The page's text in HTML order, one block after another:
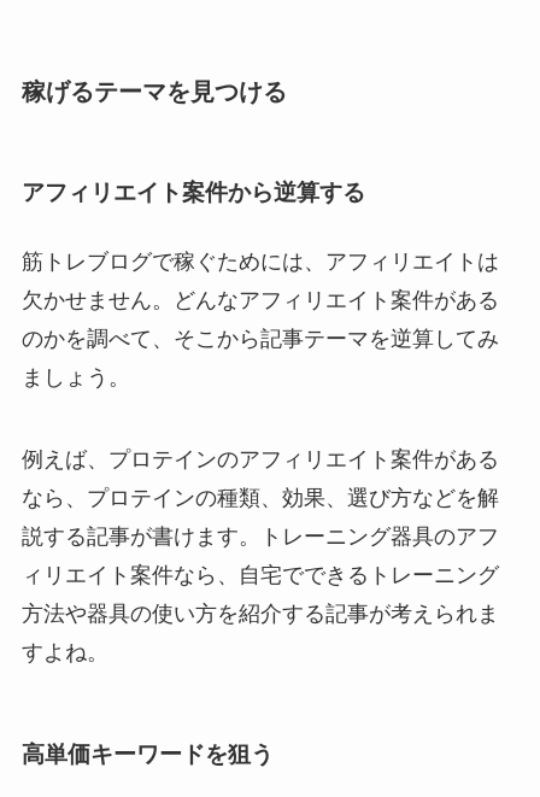
稼げるテーマを見つける
アフィリエイト案件から逆算する
筋トレブログで稼ぐためには、アフィリエイトは
欠かせません。どんなアフィリエイト案件がある
のかを調べて、そこから記事テーマを逆算してみ
ましょう。
例えば、プロテインのアフィリエイト案件がある
なら、プロテインの種類、効果、選び方などを解
説する記事が書けます。トレーニング器具のアフ
ィリエイト案件なら、自宅でできるトレーニング
方法や器具の使い方を紹介する記事が考えられま
すよね。
高単価キーワードを狙う